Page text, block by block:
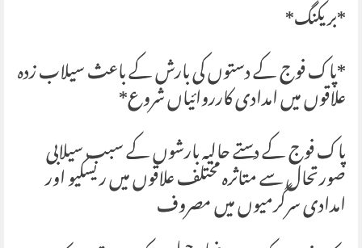
*بریکنگ*
*پاک فوج کے دستوں کی بارش کے باعث سیلاب زدہ
علاقوں میں امدادی کارروائیاں شروع*
پاک فوج کے دستے حالیہ بارشوں کے سبب سیلابی
صورتحال سے متاثرہ مختلف علاقوں میں ریسکیو اور
امدادی سرگرمیوں میں مصروف